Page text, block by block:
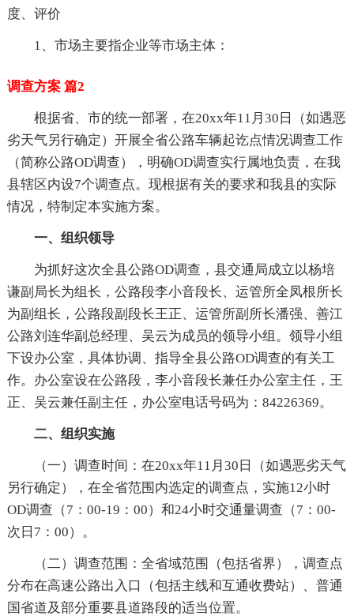
度、评价
1、市场主要指企业等市场主体：
调查方案 篇2
根据省、市的统一部署，在20xx年11月30日（如遇恶
劣天气另行确定）开展全省公路车辆起讫点情况调查工作
（简称公路OD调查），明确OD调查实行属地负责，在我
县辖区内设7个调查点。现根据有关的要求和我县的实际
情况，特制定本实施方案。
一、组织领导
为抓好这次全县公路OD调查，县交通局成立以杨培
谦副局长为组长，公路段李小音段长、运管所全凤根所长
为副组长，公路段副段长王正、运管所副所长潘强、善江
公路刘连华副总经理、吴云为成员的领导小组。领导小组
下设办公室，具体协调、指导全县公路OD调查的有关工
作。办公室设在公路段，李小音段长兼任办公室主任，王
正、吴云兼任副主任，办公室电话号码为：84226369。
二、组织实施
（一）调查时间：在20xx年11月30日（如遇恶劣天气
另行确定），在全省范围内选定的调查点，实施12小时
OD调查（7：00-19：00）和24小时交通量调查（7：00-
次日7：00）。
（二）调查范围：全省域范围（包括省界），调查点
分布在高速公路出入口（包括主线和互通收费站）、普通
国省道及部分重要县道路段的适当位置。